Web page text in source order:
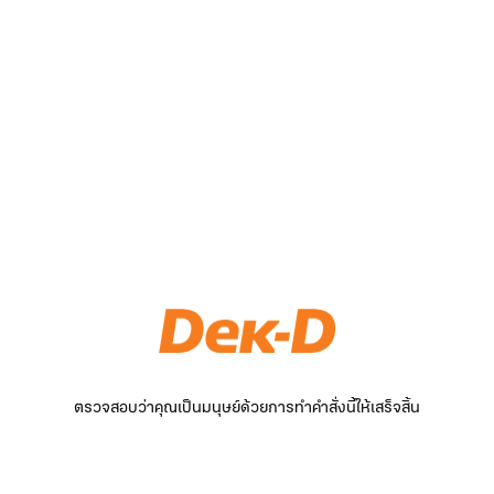
ตรวจสอบว่าคุณเป็นมนุษย์ด้วยการทำคำสั่งนี้ให้เสร็จสิ้น